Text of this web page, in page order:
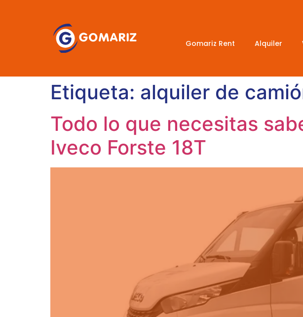
Gomariz Rent Alquiler
Etiqueta: alquiler de
Todo lo que necesitas
Iveco Forste 18T